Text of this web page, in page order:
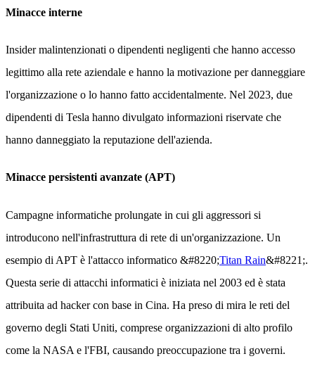
Minacce interne
Insider malintenzionati o dipendenti negligenti che hanno accesso
legittimo alla rete aziendale e hanno la motivazione per danneggiare
l'organizzazione o lo hanno fatto accidentalmente. Nel 2023, due
dipendenti di Tesla hanno divulgato informazioni riservate che
hanno danneggiato la reputazione dell'azienda.
Minacce persistenti avanzate (APT)
Campagne informatiche prolungate in cui gli aggressori si
introducono nell'infrastruttura di rete di un'organizzazione. Un
esempio di APT è l'attacco informatico &#8220;Titan Rain&#8221;.
Questa serie di attacchi informatici è iniziata nel 2003 ed è stata
attribuita ad hacker con base in Cina. Ha preso di mira le reti del
governo degli Stati Uniti, comprese organizzazioni di alto profilo
come la NASA e l'FBI, causando preoccupazione tra i governi.